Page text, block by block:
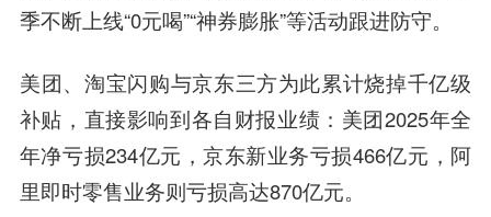
季不断上线“0元喝”“神券膨胀”等活动跟进防守。
美团、淘宝闪购与京东三方为此累计烧掉千亿级
补贴，直接影响到各自财报业绩：美团2025年全
年净亏损234亿元，京东新业务亏损466亿元，阿
里即时零售业务则亏损高达870亿元。